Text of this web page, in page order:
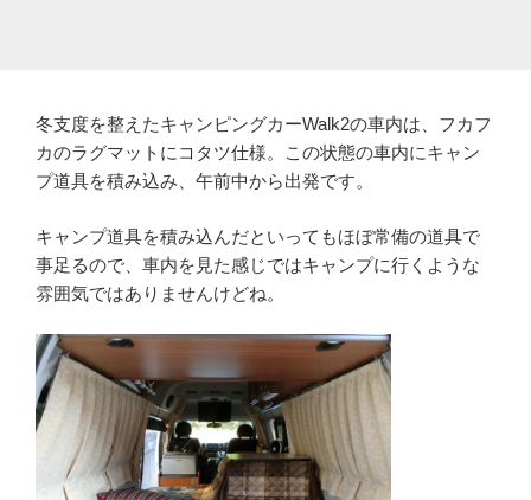
冬支度を整えたキャンピングカーWalk2の車内は、フカフ
カのラグマットにコタツ仕様。この状態の車内にキャン
プ道具を積み込み、午前中から出発です。
キャンプ道具を積み込んだといってもほぼ常備の道具で
事足るので、車内を見た感じではキャンプに行くような
雰囲気ではありませんけどね。